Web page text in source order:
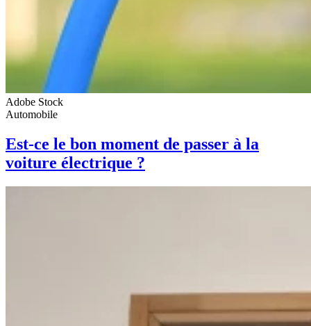
Adobe Stock
Automobile
Est-ce le bon moment de passer à la
voiture électrique ?